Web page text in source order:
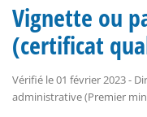
Vignette ou
(certificat
Vérifié le 01 février 2023 -
administrative (Premier